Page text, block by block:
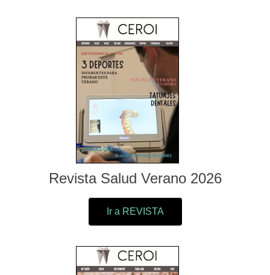
Revista Salud Verano 2026
Ir a REVISTA